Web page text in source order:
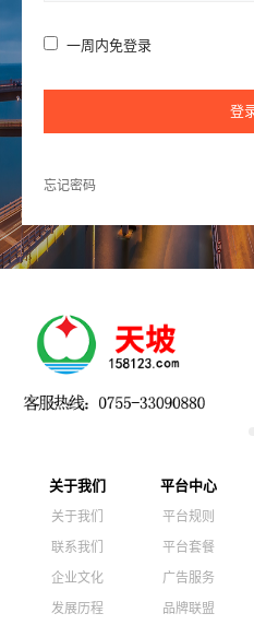
一周内免登录
忘记密码
关于我们
关于我们
联系我们
企业文化
发展历程
平台中心
平台规则
平台套餐
广告服务
品牌联盟